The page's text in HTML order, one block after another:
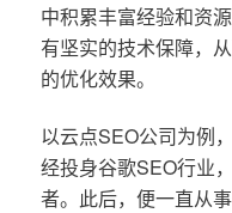
中积累丰富经验和资
有坚实的技术保障，
的优化效果。
以云点SEO公司为例
经投身谷歌SEO行业
者。此后，便一直从